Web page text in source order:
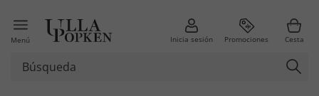
Menú Inicia sesión Promociones Cesta